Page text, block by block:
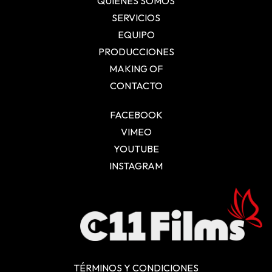
SERVICIOS
EQUIPO
PRODUCCIONES
MAKING OF
CONTACTO
FACEBOOK
VIMEO
YOUTUBE
INSTAGRAM
TÉRMINOS Y CONDICIONES